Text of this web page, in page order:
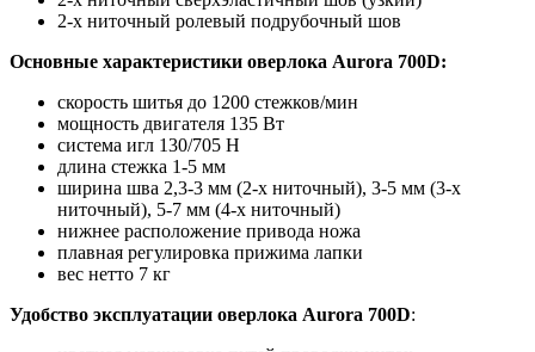
2-х ниточный ролевый подрубочный шов
Основные характеристики оверлока Aurora 700D:
скорость шитья до 1200 стежков/мин
мощность двигателя 135 Вт
система игл 130/705 Н
длина стежка 1-5 мм
ширина шва 2,3-3 мм (2-х ниточный), 3-5 мм (3-х
ниточный), 5-7 мм (4-х ниточный)
нижнее расположение привода ножа
плавная регулировка прижима лапки
вес нетто 7 кг
Удобство эксплуатации оверлока Aurora 700D: